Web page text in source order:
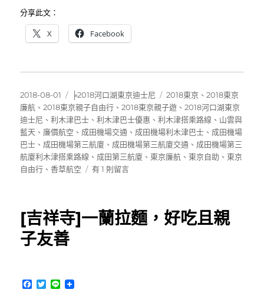
分享此文：
X Facebook
發
佈
日
期:
2018-08-01
分
類
╞2018河口湖東京迪士尼
標
籤
2018東京 、2018東京
廉航 、2018東京親子自由行 、2018東京親子遊 、2018河口湖東京
迪士尼 、利木津巴士 、利木津巴士優惠 、利木津搭乘路線 、 山雲與
藍天 、 廉價航空 、 成田機場交通 、 成田機場利木津巴士 、 成田機場
巴士 、 成田機場第三航廈 、 成田機場第三航廈交通 、 成田機場第三
航廈利木津搭乘路線 、 成田第三航廈 、 東京廉航 、 東京自助 、 東京
自由行 、香草航空
在
場
有 1 則留言
[吉祥寺]一蘭拉麵，好吃且親
子友善
F
T
L